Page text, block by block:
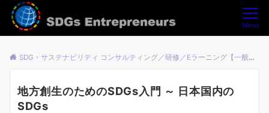
Menu
SDG・サステナビリティ コンサルティング／研修／Eラーニング【一般社団法人SDGsアントレプレナーズ】
地方創生のためのSDGs入門 ～ 日本国内の
SDGs